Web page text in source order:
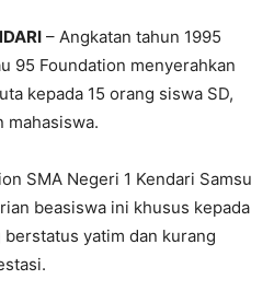
– Angkatan tahun 1995
95 Foundation menyerahkan
kepada 15 orang siswa SD,
mahasiswa.
SMA Negeri 1 Kendari Samsu
beasiswa ini khusus kepada
yatim dan kurang